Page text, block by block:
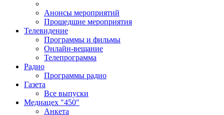
Анонсы мероприятий
Прошедшие мероприятия
Телевидение
Программы и фильмы
Онлайн-вещание
Телепрограмма
Радио
Программы радио
Газета
Все выпуски
Медиацех "450"
Анкета